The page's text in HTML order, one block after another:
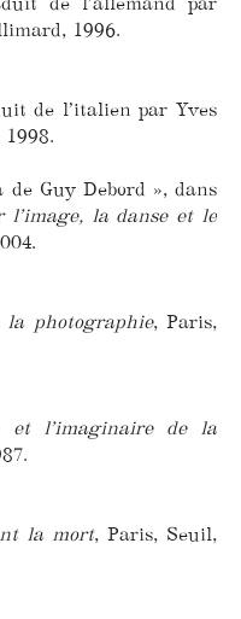
1996.
de l’italien par Yves
de Guy Debord », dans
la danse et le
la photographie, Paris,
et l’imaginaire de la
la mort, Paris, Seuil,